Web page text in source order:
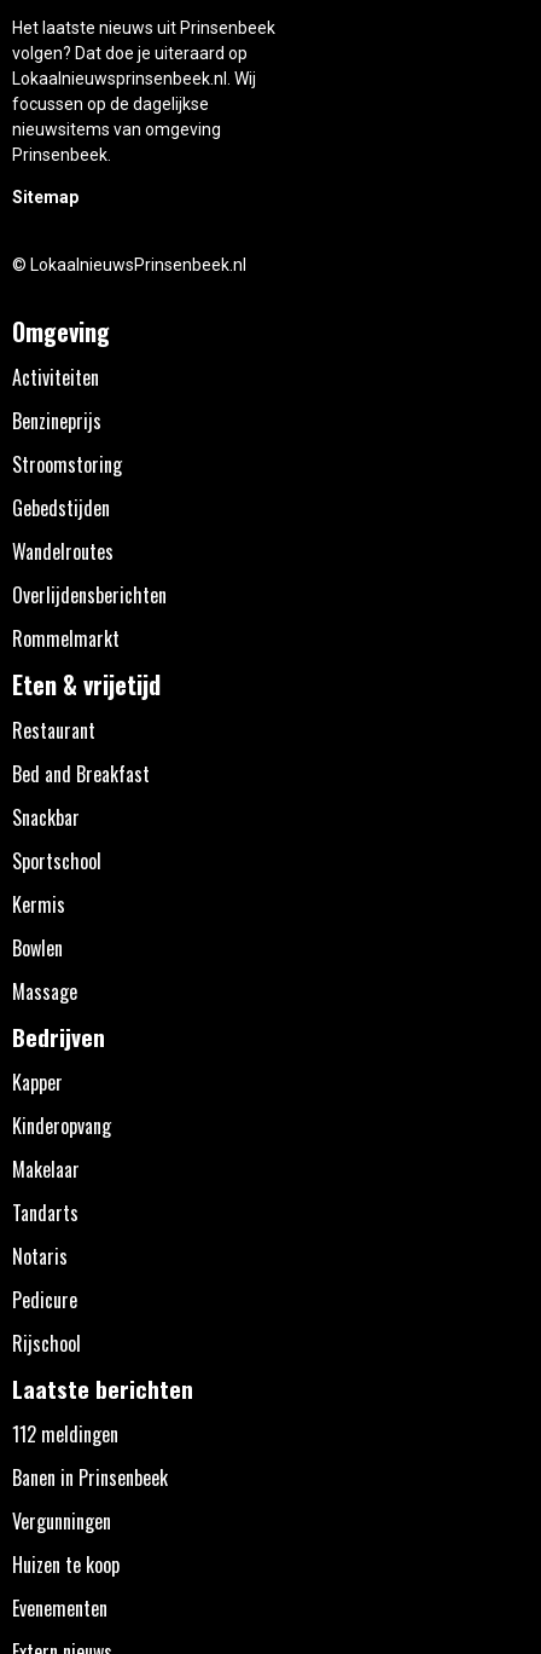
Het laatste nieuws uit Prinsenbeek
volgen? Dat doe je uiteraard op
Lokaalnieuwsprinsenbeek.nl. Wij
focussen op de dagelijkse
nieuwsitems van omgeving
Prinsenbeek.
Sitemap
© LokaalnieuwsPrinsenbeek.nl
Omgeving
Activiteiten
Benzineprijs
Stroomstoring
Gebedstijden
Wandelroutes
Overlijdensberichten
Rommelmarkt
Eten & vrijetijd
Restaurant
Bed and Breakfast
Snackbar
Sportschool
Kermis
Bowlen
Massage
Bedrijven
Kapper
Kinderopvang
Makelaar
Tandarts
Notaris
Pedicure
Rijschool
Laatste berichten
112 meldingen
Banen in Prinsenbeek
Vergunningen
Huizen te koop
Evenementen